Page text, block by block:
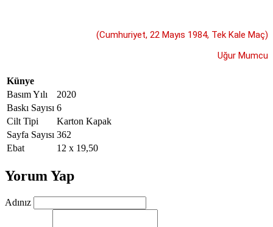
(Cumhuriyet, 22 Mayıs 1984, Tek Kale Maç)
Uğur Mumcu
Künye
Basım Yılı
2020
Baskı Sayısı 6
Cilt Tipi
Karton Kapak
Sayfa Sayısı 362
Ebat
12 x 19,50
Yorum Yap
Adınız